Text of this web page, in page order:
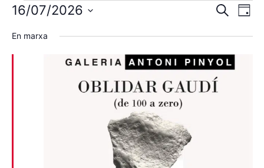
i
cerca
CercaDia
16/07/2026
una
data.
En marxa